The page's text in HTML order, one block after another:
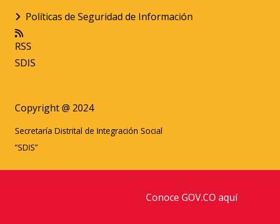
Políticas de Seguridad de Información
RSS
SDIS
Copyright @ 2024
Secretaría Distrital de Integración Social
“SDIS”
Conoce GOV.CO aquí